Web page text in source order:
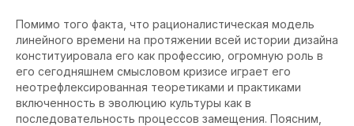
Помимо того факта, что рационалистическая модель
линейного времени на протяжении всей истории дизайна
конституировала его как профессию, огромную роль в
его сегодняшнем смысловом кризисе играет его
неотрефлексированная теоретиками и практиками
включенность в эволюцию культуры как в
последовательность процессов замещения. Поясним,